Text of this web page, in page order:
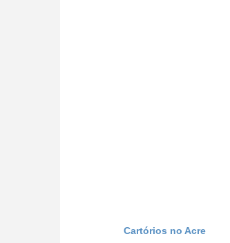
Cartórios no Acre